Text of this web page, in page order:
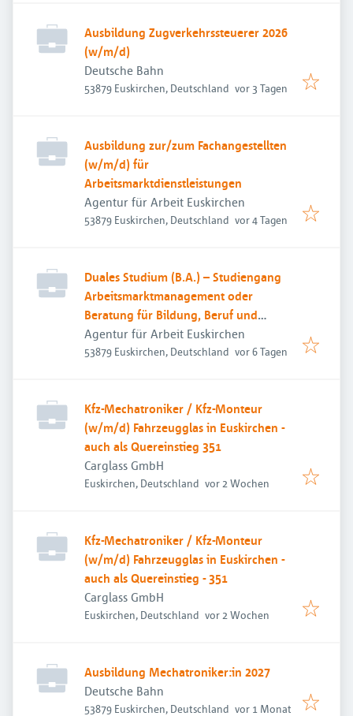
Ausbildung Zugverkehrssteuerer 2026
(w/m/d)
Deutsche Bahn
53879 Euskirchen, Deutschland Veröffentlicht
vor 3 Tagen
Ausbildung zur/zum Fachangestellten
(w/m/d) für
Arbeitsmarktdienstleistungen
Agentur für Arbeit Euskirchen
53879 Euskirchen, Deutschland Veröffentlicht
vor 4 Tagen
Duales Studium (B.A.) – Studiengang
Arbeitsmarktmanagement oder
Beratung für Bildung, Beruf und
Beschäftigung
Agentur für Arbeit Euskirchen
53879 Euskirchen, Deutschland Veröffentlicht
vor 6 Tagen
Kfz-Mechatroniker / Kfz-Monteur
(w/m/d) Fahrzeugglas in Euskirchen -
auch als Quereinstieg 351
Carglass GmbH
Euskirchen, Deutschland Veröffentlicht
vor 2 Wochen
Kfz-Mechatroniker / Kfz-Monteur
(w/m/d) Fahrzeugglas in Euskirchen -
auch als Quereinstieg - 351
Carglass GmbH
Euskirchen, Deutschland Veröffentlicht
vor 2 Wochen
Ausbildung Mechatroniker:in 2027
Deutsche Bahn
53879 Euskirchen, Deutschland Veröffentlicht
vor 1 Monat